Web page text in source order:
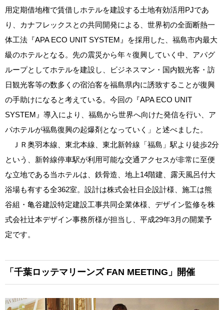
用定期借地権で賃借しホテルを建設する土地有効活用PJであ
り、カナフレックスとの共同開発による、世界初の全面断熱一
体工法『APA ECO UNIT SYSTEM』を採用した、福島市内最大
級のホテルとなる。先の震災から年々復興していく中、アパグ
ループとしてホテルを建設し、ビジネスマン・国内観光客・訪
日観光客等の数多くの宿泊客を福島県内に誘致することが復興
の手助けになると考えている。今回の『APA ECO UNIT
SYSTEM』導入により、福島から世界へ向けた発信を行い、ア
パホテルが福島復興の起爆剤となっていく」と述べました。
ＪＲ奥羽本線、東北本線、東北新幹線「福島」駅より徒歩2分
という、新幹線停車駅が利用可能な交通アクセスが非常に至便
な立地である当ホテルは、鉄骨造、地上14階建、露天風呂付大
浴場も有する全362室。設計は株式会社日企設計様、施工は熊
谷組・亀谷建設特定建設工事共同企業体様、デザイン監修を株
式会社辻本デザイン事務所様が担当し、平成29年3月の開業予
定です。
「千葉ロッテマリーンズ FAN MEETING」開催